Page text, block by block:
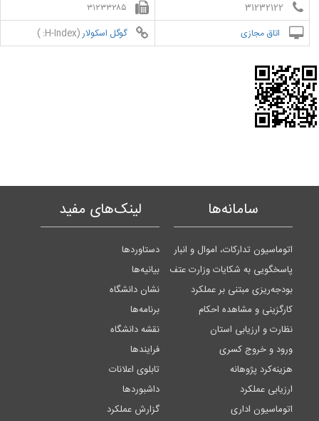
31232122
۳۱۲۳۳۲۸۵
اتاق مجازی
گوگل اسکولار(H-Index: )
سامانه‌ها
اتوماسیون تدارکات، اموال و انبار
پاسخگویی به شکایات وزارت عتف
بودجه‌ریزی مبتنی بر عملکرد
کارگزینی و مشاهده احکام
نظارت و ارزیابی استان
ورود و خروج کسری
هزینه‌کرد پژوهانه
ارزیابی عملکرد
اتوماسیون اداری
لینک‌های مفید
دستاوردها
بیانیه‌ها
نشان دانشگاه
برنامه‌ها
نقشه دانشگاه
فرایندها
تابلوی اعلانات
داشبوردها
گزارش عملکرد